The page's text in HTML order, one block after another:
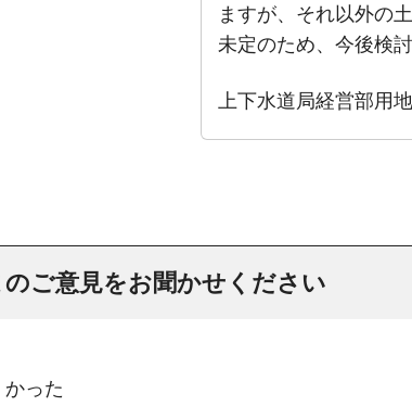
ますが、それ以外の
未定のため、今後検
上下水道局経営部用
ご意見をお聞かせください
った